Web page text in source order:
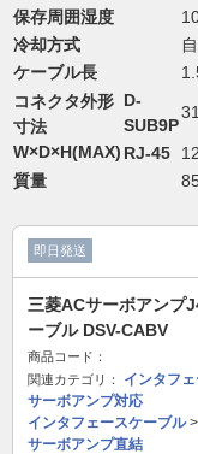
保存周囲湿度
冷却方式
ケーブル長
コネクタ外形
寸法
W×D×H(MAX)
D-
SUB9P
RJ-45
質量
即日発送
三菱ACサーボアンプ
ーブル DSV-CABV
商品コード：
関連カテゴリ：
インタフ
サーボアンプ対応
インタフェースケーブル>
サーボアンプ直結